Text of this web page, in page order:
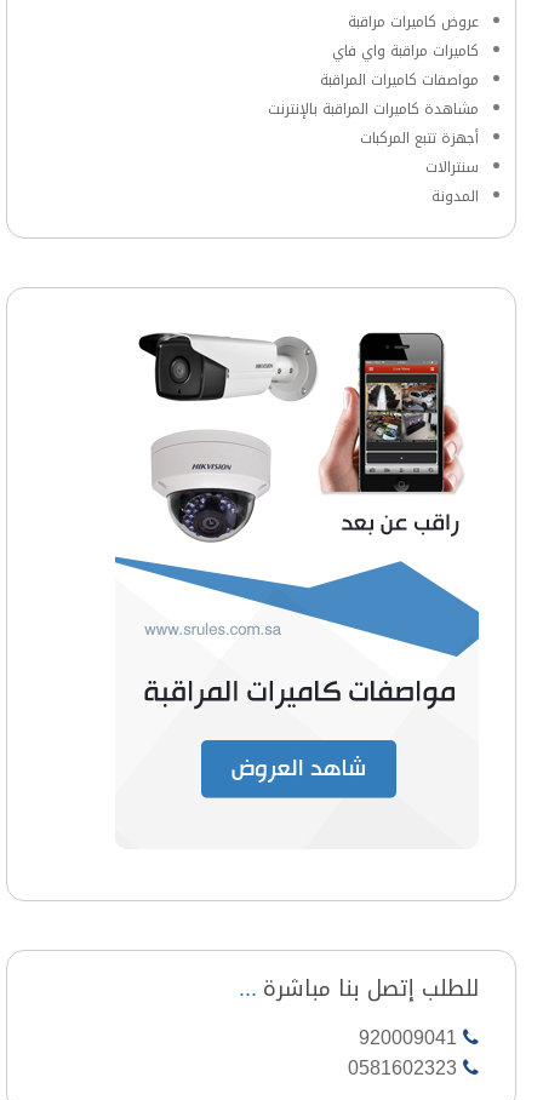
عروض كاميرات مراقبة
كاميرات مراقبة واي فاي
مواصفات كاميرات المراقبة
مشاهدة كاميرات المراقبة بالإنترنت
أجهزة تتبع المركبات
سنترالات
المدونة
للطلب إتصل بنا مباشرة
920009041
0581602323